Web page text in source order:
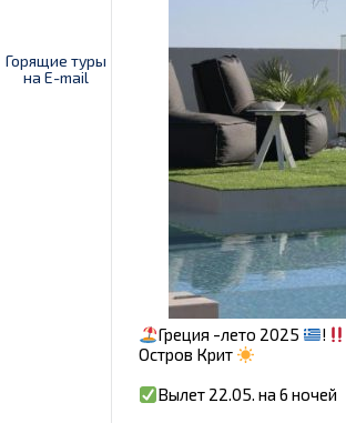
Горящие туры
на E-mail
Греция -лето 2025
!
Остров Крит
Вылет 22.05. на 6 ночей